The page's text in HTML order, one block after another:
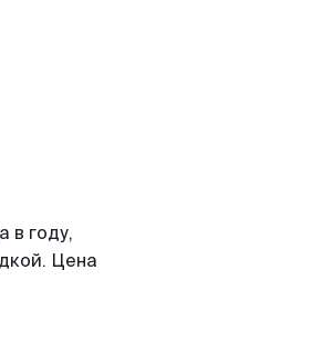
в году,
Цена